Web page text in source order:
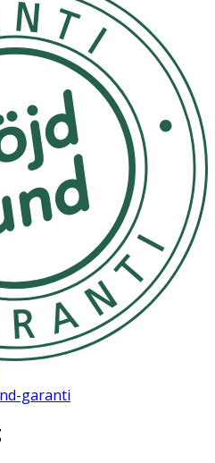
Aid Soft Foam Bandage:
över såret. 2. Linda runt
för att fästa. 3. Fortsätt
4. Använd extra lager om
eller klipp till önskad längd. 6.
dagligen.
på en sval, torr plats i
solljus, hög värme och
funktion. - Förvara
fram till användning
- Hållbarhet: 5 år
korrekt förvaring.
garanti